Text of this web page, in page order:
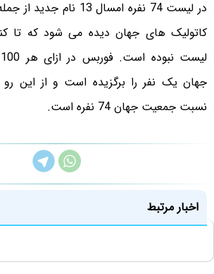
در لیست 74 نفره امسال 13
کاتولیک های جهان دیده می شود که تا
جهان یک نفر را برگزیده است و از این
نسبت جمعیت جهان 74 نفره است.
اخبار مرتبط